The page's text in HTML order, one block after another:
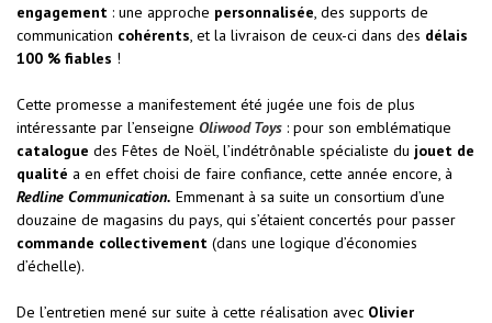
engagement : une approche personnalisée, des supports de
communication cohérents, et la livraison de ceux-ci dans des délais
100 % fiables !
Cette promesse a manifestement été jugée une fois de plus
intéressante par l’enseigne Oliwood Toys : pour son emblématique
catalogue des Fêtes de Noël, l’indétrônable spécialiste du jouet de
qualité a en effet choisi de faire confiance, cette année encore, à
Redline Communication. Emmenant à sa suite un consortium d’une
douzaine de magasins du pays, qui s’étaient concertés pour passer
commande collectivement (dans une logique d’économies
d’échelle).
De l’entretien mené sur suite à cette réalisation avec Olivier